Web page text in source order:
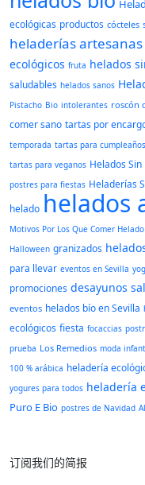
ecológicas productos cócteles
heladerías artesanas
ecológicos fruta helados
saludables helados sanos
Pistacho Bio intolerantes roscón
comer sano tartas por
temporada tartas para cumpleaños
tartas para veganos Helados Sin
postres para fiestas Heladerías
helado helados
Motivos Por Los Que Comer Helado
Halloween granizados
para llevar eventos en Sevilla
promociones desayunos
eventos helados bío en Sevilla
ecológicos fiesta focaccias
prueba Los Remedios moda
100 % arábica heladería
yogures para todos heladería
Puro E Bio postres de Navidad
订阅我们的简报